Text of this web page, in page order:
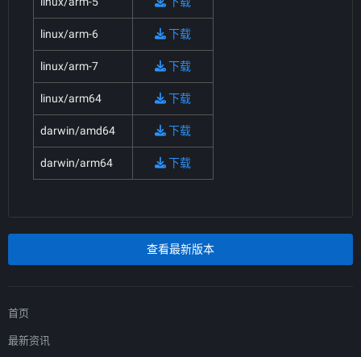
linux/arm-6 下载
linux/arm-7 下载
linux/arm64 下载
darwin/amd64 下载
darwin/arm64 下载
查看最新版本
首页
最新资讯